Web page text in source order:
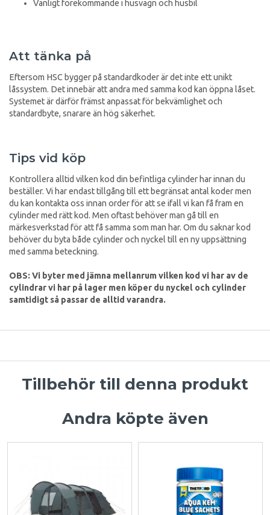
Vanligt förekommande i husvagn och husbil
Att tänka på
Eftersom HSC bygger på standardkoder är det inte ett unikt
låssystem. Det innebär att andra med samma kod kan öppna låset.
Systemet är därför främst anpassat för bekvämlighet och
standardbyte, snarare än hög säkerhet.
Tips vid köp
Kontrollera alltid vilken kod din befintliga cylinder har innan du
beställer. Vi har endast tillgång till ett begränsat antal koder men
du kan kontakta oss innan order för att se ifall vi kan få fram en
cylinder med rätt kod. Men oftast behöver man gå till en
märkesverkstad för att få samma som man har. Om du saknar kod
behöver du byta både cylinder och nyckel till en ny uppsättning
med samma beteckning.
OBS: Vi byter med jämna mellanrum vilken kod vi har av de
cylindrar vi har på lager men köper du nyckel och cylinder
samtidigt så passar de alltid varandra.
Tillbehör till denna produkt
Andra köpte även